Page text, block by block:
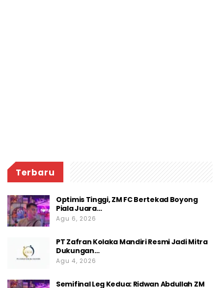
Terbaru
Optimis Tinggi, ZM FC Bertekad Boyong
Piala Juara…
Agu 6, 2026
PT Zafran Kolaka Mandiri Resmi Jadi Mitra
Dukungan…
Agu 4, 2026
Semifinal Leg Kedua: Ridwan Abdullah ZM